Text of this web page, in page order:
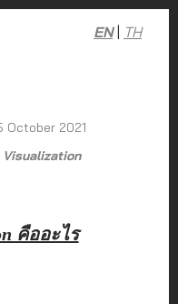
EN TH
October 2021
Visualization
คืออะไร